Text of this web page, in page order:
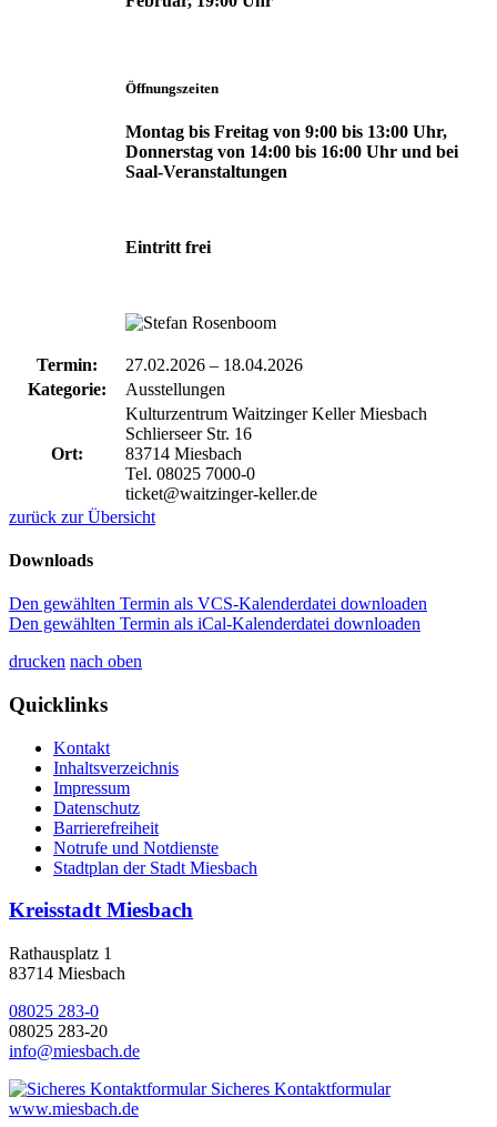
Öffnungszeiten
Montag bis Freitag von 9:00 bis 13:00 Uhr,
Donnerstag von 14:00 bis 16:00 Uhr und bei
Saal-Veranstaltungen
Eintritt frei
Termin: 27.02.2026 – 18.04.2026
Kategorie:
Ausstellungen
Ort:
Kulturzentrum Waitzinger Keller Miesbach
Schlierseer Str. 16
83714 Miesbach
Tel. 08025 7000-0
ticket@waitzinger-keller.de
zurück zur Übersicht
Downloads
Den gewählten Termin als VCS-Kalenderdatei downloaden
Den gewählten Termin als iCal-Kalenderdatei downloaden
drucken nach oben
Quicklinks
Kontakt
Inhaltsverzeichnis
Impressum
Datenschutz
Barrierefreiheit
Notrufe und Notdienste
Stadtplan der Stadt Miesbach
Kreisstadt Miesbach
Rathausplatz 1
83714 Miesbach
08025 283-0
08025 283-20
info@miesbach.de
Sicheres Kontaktformular
www.miesbach.de